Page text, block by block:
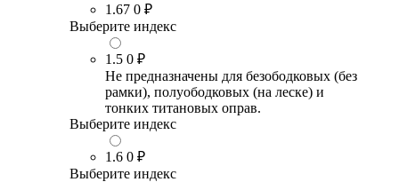
1.67 0 ₽
Выберите индекс
1.5 0 ₽
Не предназначены для безободковых (без
рамки), полуободковых (на леске) и
тонких титановых оправ.
Выберите индекс
1.6 0 ₽
Выберите индекс